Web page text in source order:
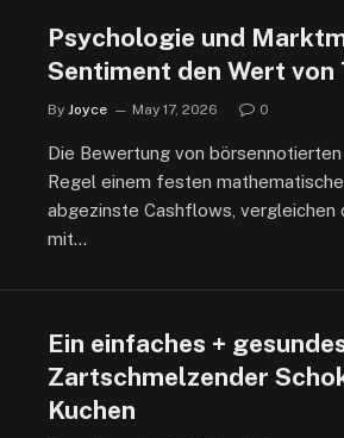
Psychologie und
Sentiment den Wert
By Joyce May 17, 2026 0
Die Bewertung von
Regel einem festen
abgezinste Cashflows, vergleichen
mit…
Ein einfaches +
Zartschmelzender
Kuchen